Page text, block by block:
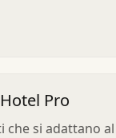
Pro
che si adattano